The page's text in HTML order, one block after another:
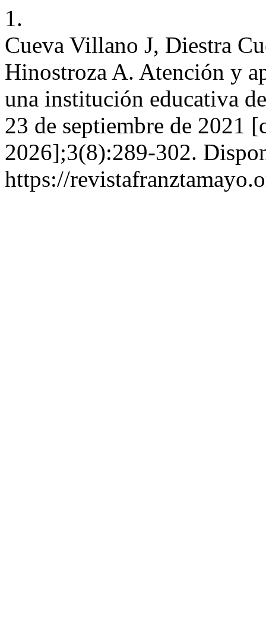
1.
Cueva Villano J, Diestra
Hinostroza A. Atención y
una institución educativa
23 de septiembre de 2021
2026];3(8):289-302.
https://